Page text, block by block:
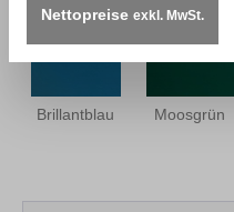
Brillantblau Moosgrün
Nettopreise exkl. MwSt.